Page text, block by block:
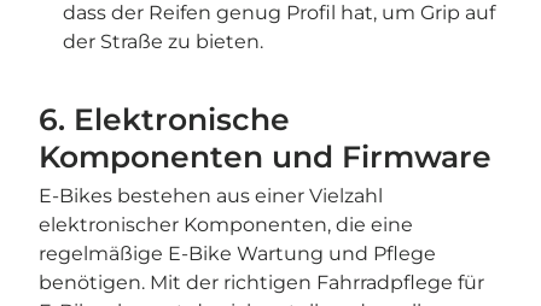
dass der Reifen genug Profil hat, um Grip auf
der Straße zu bieten.
6. Elektronische
Komponenten und Firmware
E-Bikes bestehen aus einer Vielzahl
elektronischer Komponenten, die eine
regelmäßige E-Bike Wartung und Pflege
benötigen. Mit der richtigen Fahrradpflege für